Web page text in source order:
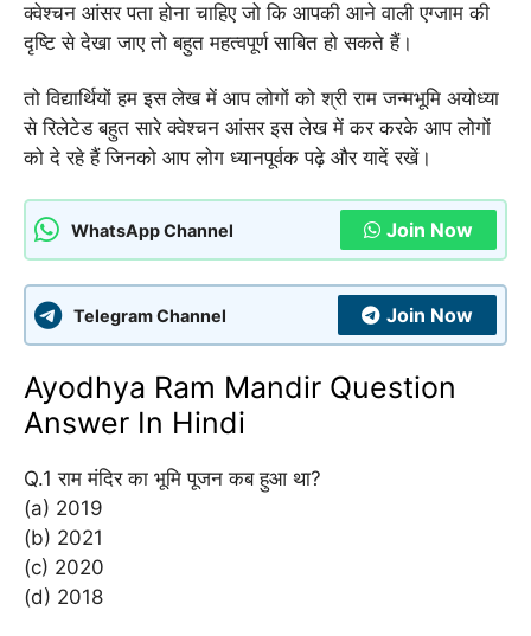
क्वेश्चन आंसर पता होना चाहिए जो कि आपकी आने वाली एग्जाम की
दृष्टि से देखा जाए तो बहुत महत्वपूर्ण साबित हो सकते हैं।
तो विद्यार्थियों हम इस लेख में आप लोगों को श्री राम जन्मभूमि अयोध्या
से रिलेटेड बहुत सारे क्वेश्चन आंसर इस लेख में कर करके आप लोगों
को दे रहे हैं जिनको आप लोग ध्यानपूर्वक पढ़े और यादें रखें।
WhatsApp Channel Join Now
Telegram Channel Join Now
Ayodhya Ram Mandir Question
Answer In Hindi
Q.1 राम मंदिर का भूमि पूजन कब हुआ था?
(a) 2019
(b) 2021
(c) 2020
(d) 2018